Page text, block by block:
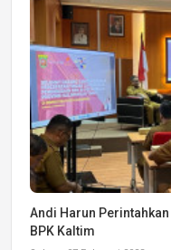
Andi Harun Perintahkan
BPK Kaltim